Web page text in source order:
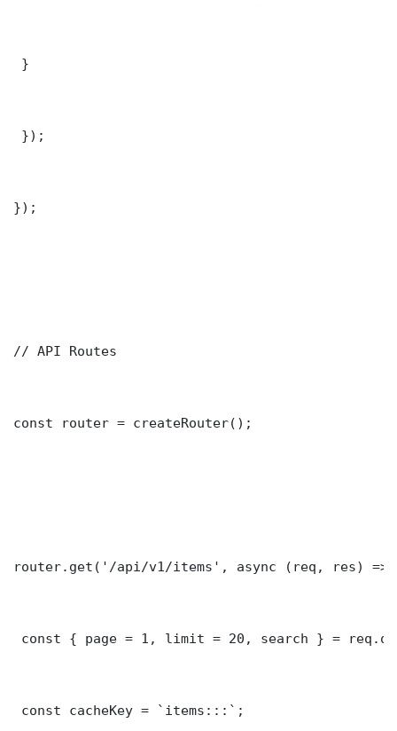
}
});
});
// API Routes
const router = createRouter();
router.get('/api/v1/items', async (req, res) =>
const { page = 1, limit = 20, search } =
const cacheKey = `items:::`;